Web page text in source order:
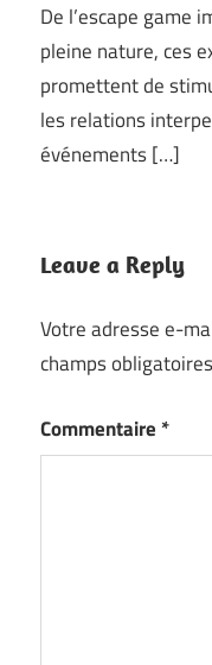
De l’escape game
pleine nature, ces
promettent de
les relations
événements […]
Leave a Reply
Votre adresse e-
champs
Commentaire *